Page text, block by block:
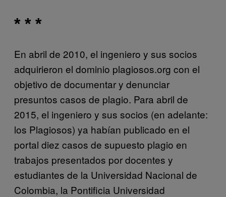
* * *
En abril de 2010, el ingeniero y sus socios
adquirieron el dominio plagiosos.org con el
objetivo de documentar y denunciar
presuntos casos de plagio. Para abril de
2015, el ingeniero y sus socios (en adelante:
los Plagiosos) ya habían publicado en el
portal diez casos de supuesto plagio en
trabajos presentados por docentes y
estudiantes de la Universidad Nacional de
Colombia, la Pontificia Universidad